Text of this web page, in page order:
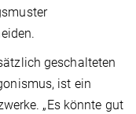
geschalteten
ist ein
„Es könnte gut